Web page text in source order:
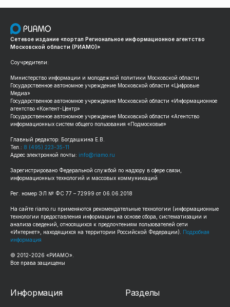
Сетевое издание «портал Региональное информационное агентство
Московской области (РИАМО)»
Соучредители:
Министерство информации и молодежной политики Московской области
Государственное автономное учреждение Московской области «Цифровые
Медиа»
Государственное автономное учреждение Московской области «Информационное
агентство «Контент-Центр»
Государственное автономное учреждение Московской области «Агентство
информационных систем общего пользования «Подмосковье»
Главный редактор: Богдашкина Е.В.
Тел.: 8 (495) 223-35-11
Адрес электронной почты: info@riamo.ru
Зарегистрировано Федеральной службой по надзору в сфере связи,
информационных технологий и массовых коммуникаций
Рег. номер ЭЛ № ФС 77 – 72999 от 06.06.2018
На сайте riamo.ru применяются рекомендательные технологии (информационные
технологии предоставления информации на основе сбора, систематизации и
анализа сведений, относящихся к предпочтениям пользователей сети
«Интернет», находящихся на территории Российской Федерации). Подробная
информация
© 2012-2026 «РИАМО».
Все права защищены
Информация Разделы